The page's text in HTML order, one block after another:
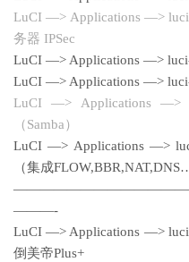
LuCI —> Applications —>
务器 IPSec
LuCI —> Applications —>
LuCI —> Applications —>
LuCI —> Applications
（Samba）
LuCI —> Applications —>
（集成
———-
LuCI —> Applications —>
倒美帝Plus+